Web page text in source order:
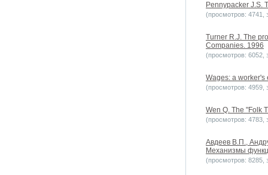
Pennypacker J.S.
(просмотров: 4741,
Turner R.J. The
Companies. 1996
(просмотров: 6052,
Wages: a
(просмотров: 4959,
Wen Q. The "Folk
(просмотров: 4783,
Авдеев В.П.,
Механизмы
(просмотров: 8285,